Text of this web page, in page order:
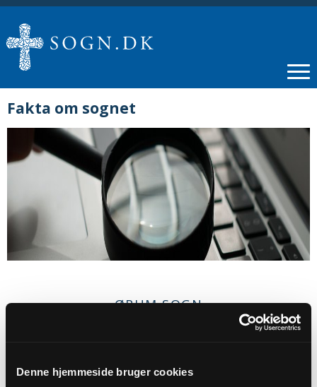
Denne hjemmeside bruger cookies
Fakta om sognet
ØRUM SOGN